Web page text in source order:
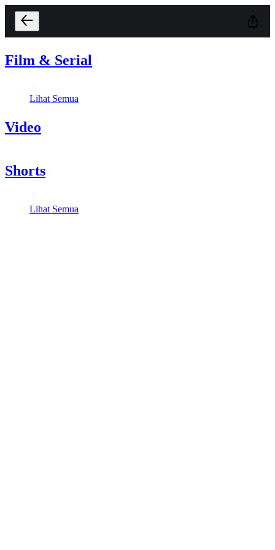
Film & Serial
Lihat Semua
Video
Shorts
Lihat Semua